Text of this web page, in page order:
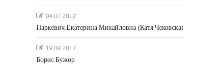
04.07.2012
Наркевич Екатерина Михайловна (Катя Чековска)
19.09.2017
Борис Бужор